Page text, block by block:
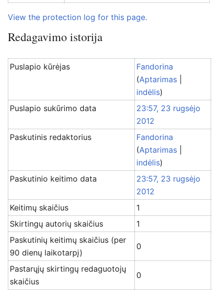
View the protection log for this page.
Redagavimo istorija
Puslapio kūrėjas
Fandorina
(Aptarimas
indėlis)
Puslapio sukūrimo data
23:57, 23 rugsėjo
2012
Paskutinis redaktorius
Fandorina
(Aptarimas
indėlis)
Paskutinio keitimo data
23:57, 23 rugsėjo
2012
Keitimų skaičius
1
Skirtingų autorių skaičius
1
Paskutinių keitimų skaičius (per
90 dienų laikotarpį)
0
Pastarųjų skirtingų redaguotojų
skaičius
0